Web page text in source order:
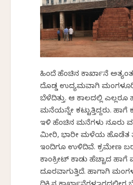
ಹಿಂದೆ ಹೆಂಚಿನ ಕಾರ್ಖಾನೆ ಅತ್ಯಂತ
ದೊಡ್ಡ ಉದ್ಯಮವಾಗಿ
ಬೆಳೆದಿತ್ತು. ಆ ಕಾಲದಲ್ಲಿ ಎಲ್ಲರೂ
ಮನೆಯನ್ನೇ ಕಟ್ಟುತ್ತಿದ್ದರು. ಹಾಗೆ
ಇಳಿ ಹೆಂಚಿನ ಮನೆಗಳು ನೂರು
ಮೀರಿ, ಭಾರೀ ಮಳೆಯ ಹೊಡೆತ
ಇಂದಿಗೂ ಉಳಿದಿವೆ. ಕ್ರಮೇಣ
ಕಾಂಕ್ರೀಟ್ ಕಾಡು ಹೆಚ್ಚಾದ
ದೂರವಾಗುತ್ತಿದೆ. ಹಾಗಾಗಿ